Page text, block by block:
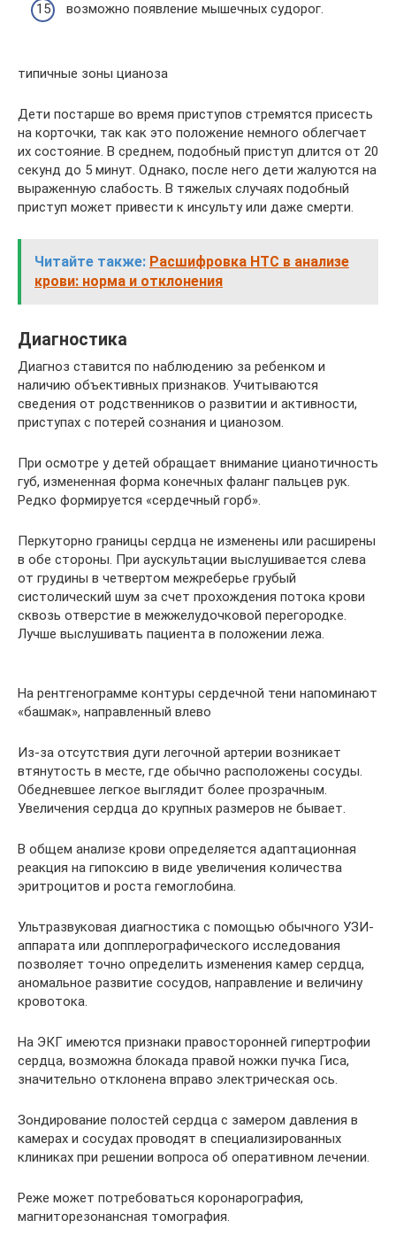
возможно появление мышечных судорог.
типичные зоны цианоза
Дети постарше во время приступов стремятся присесть
на корточки, так как это положение немного облегчает
их состояние. В среднем, подобный приступ длится от 20
секунд до 5 минут. Однако, после него дети жалуются на
выраженную слабость. В тяжелых случаях подобный
приступ может привести к инсульту или даже смерти.
Читайте также: Расшифровка HTC в анализе
крови: норма и отклонения
Диагностика
Диагноз ставится по наблюдению за ребенком и
наличию объективных признаков. Учитываются
сведения от родственников о развитии и активности,
приступах с потерей сознания и цианозом.
При осмотре у детей обращает внимание цианотичность
губ, измененная форма конечных фаланг пальцев рук.
Редко формируется «сердечный горб».
Перкуторно границы сердца не изменены или расширены
в обе стороны. При аускультации выслушивается слева
от грудины в четвертом межреберье грубый
систолический шум за счет прохождения потока крови
сквозь отверстие в межжелудочковой перегородке.
Лучше выслушивать пациента в положении лежа.
На рентгенограмме контуры сердечной тени напоминают
«башмак», направленный влево
Из-за отсутствия дуги легочной артерии возникает
втянутость в месте, где обычно расположены сосуды.
Обедневшее легкое выглядит более прозрачным.
Увеличения сердца до крупных размеров не бывает.
В общем анализе крови определяется адаптационная
реакция на гипоксию в виде увеличения количества
эритроцитов и роста гемоглобина.
Ультразвуковая диагностика с помощью обычного УЗИ-
аппарата или допплерографического исследования
позволяет точно определить изменения камер сердца,
аномальное развитие сосудов, направление и величину
кровотока.
На ЭКГ имеются признаки правосторонней гипертрофии
сердца, возможна блокада правой ножки пучка Гиса,
значительно отклонена вправо электрическая ось.
Зондирование полостей сердца с замером давления в
камерах и сосудах проводят в специализированных
клиниках при решении вопроса об оперативном лечении.
Реже может потребоваться коронарография,
магниторезонансная томография.